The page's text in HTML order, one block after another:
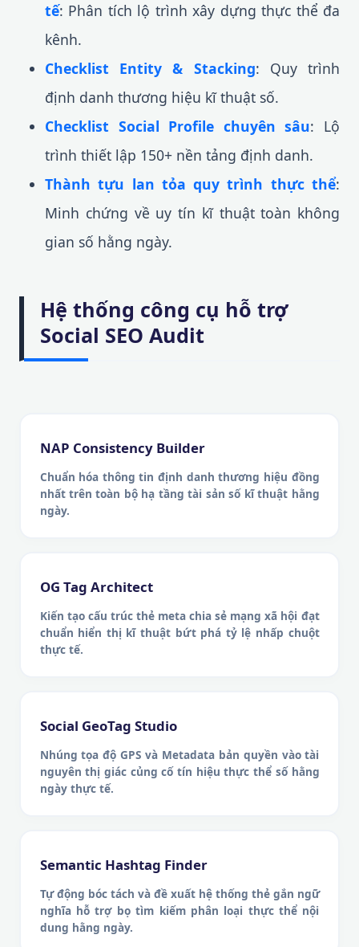
tế: Phân tích lộ trình xây dựng thực thể đa
kênh.
Checklist Entity & Stacking: Quy trình
định danh thương hiệu kĩ thuật số.
Checklist Social Profile chuyên sâu: Lộ
trình thiết lập 150+ nền tảng định danh.
Thành tựu lan tỏa quy trình thực thể:
Minh chứng về uy tín kĩ thuật toàn không
gian số hằng ngày.
Hệ thống công cụ hỗ trợ
Social SEO Audit
NAP Consistency Builder
Chuẩn hóa thông tin định danh thương hiệu đồng
nhất trên toàn bộ hạ tầng tài sản số kĩ thuật hằng
ngày.
OG Tag Architect
Kiến tạo cấu trúc thẻ meta chia sẻ mạng xã hội đạt
chuẩn hiển thị kĩ thuật bứt phá tỷ lệ nhấp chuột
thực tế.
Social GeoTag Studio
Nhúng tọa độ GPS và Metadata bản quyền vào tài
nguyên thị giác củng cố tín hiệu thực thể số hằng
ngày thực tế.
Semantic Hashtag Finder
Tự động bóc tách và đề xuất hệ thống thẻ gắn ngữ
nghĩa hỗ trợ bọ tìm kiếm phân loại thực thể nội
dung hằng ngày.